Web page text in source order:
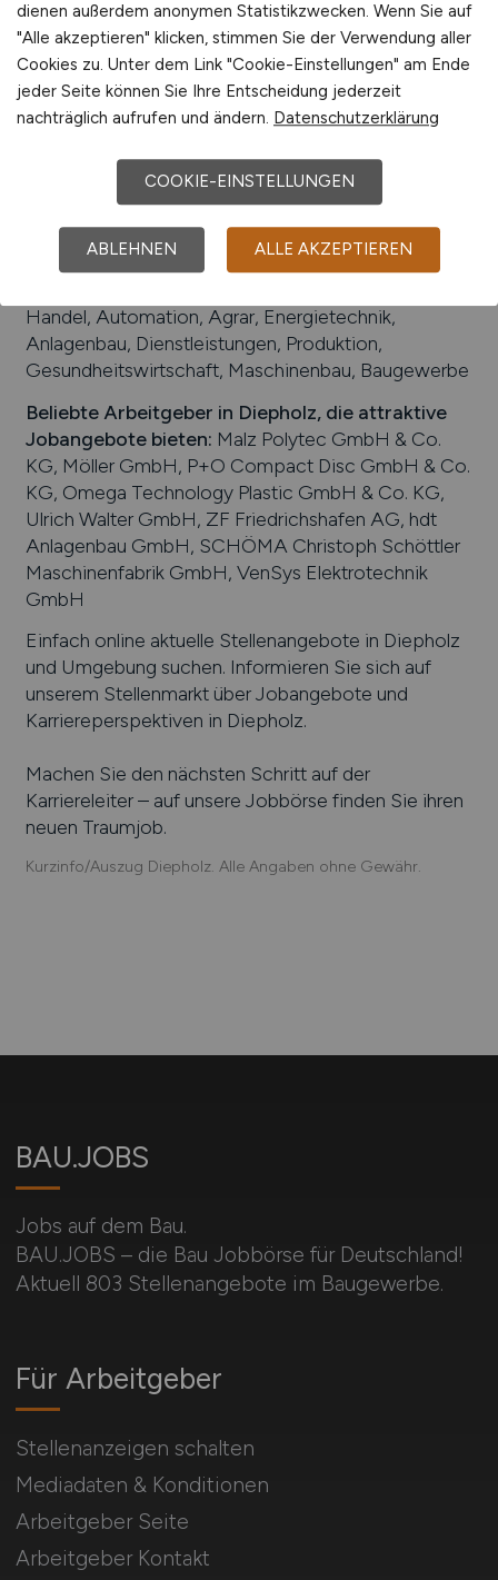
Verkehrsanbindungen:Bundesstraßen B 69, B 51
und B 214, Bahnhof Diepholz, Militärflugplatz
Fliegerhorst Diepholz
Arbeiten in der Nähe vonDiepholz:Lemförde,
Landkreis Diepholz, Osnabrück, Hüde,
Nienburg/Weser, Niedersachsen, Steinfeld,
Lübbecke, Bremen, Wetschen, Vechta, Drebber
Universitäten/Hochschulen:Private Hochschule
für Wirtschaft und Technik (PHWT)
Handel, Automation, Agrar, Energietechnik,
Anlagenbau, Dienstleistungen, Produktion,
Gesundheitswirtschaft, Maschinenbau, Baugewerbe
Beliebte Arbeitgeber in Diepholz, die attraktive
Jobangebote bieten: Malz Polytec GmbH & Co.
KG, Möller GmbH, P+O Compact Disc GmbH & Co.
KG, Omega Technology Plastic GmbH & Co. KG,
Ulrich Walter GmbH, ZF Friedrichshafen AG, hdt
Anlagenbau GmbH, SCHÖMA Christoph Schöttler
Maschinenfabrik GmbH, VenSys Elektrotechnik
GmbH
Einfach online aktuelle Stellenangebote in Diepholz
und Umgebung suchen. Informieren Sie sich auf
unserem Stellenmarkt über Jobangebote und
Karriereperspektiven in Diepholz.
Machen Sie den nächsten Schritt auf der
Karriereleiter – auf unsere Jobbörse finden Sie ihren
neuen Traumjob.
Kurzinfo/Auszug Diepholz. Alle Angaben ohne Gewähr.
BAU.JOBS
Jobs auf dem Bau.
BAU.JOBS – die Bau Jobbörse für Deutschland!
Aktuell 803 Stellenangebote im Baugewerbe.
Für Arbeitgeber
Stellenanzeigen schalten
Mediadaten & Konditionen
Arbeitgeber Seite
Arbeitgeber Kontakt
dienen außerdem anonymen Statistikzwecken. Wenn Sie auf
"Alle akzeptieren" klicken, stimmen Sie der Verwendung aller
Cookies zu. Unter dem Link "Cookie-Einstellungen" am Ende
jeder Seite können Sie Ihre Entscheidung jederzeit
nachträglich aufrufen und ändern. Datenschutzerklärung
COOKIE-EINSTELLUNGEN
ABLEHNEN ALLE AKZEPTIEREN